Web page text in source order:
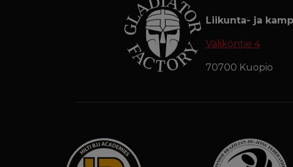
Liikunta- ja
Väliköntie 4
70700 Kuopio